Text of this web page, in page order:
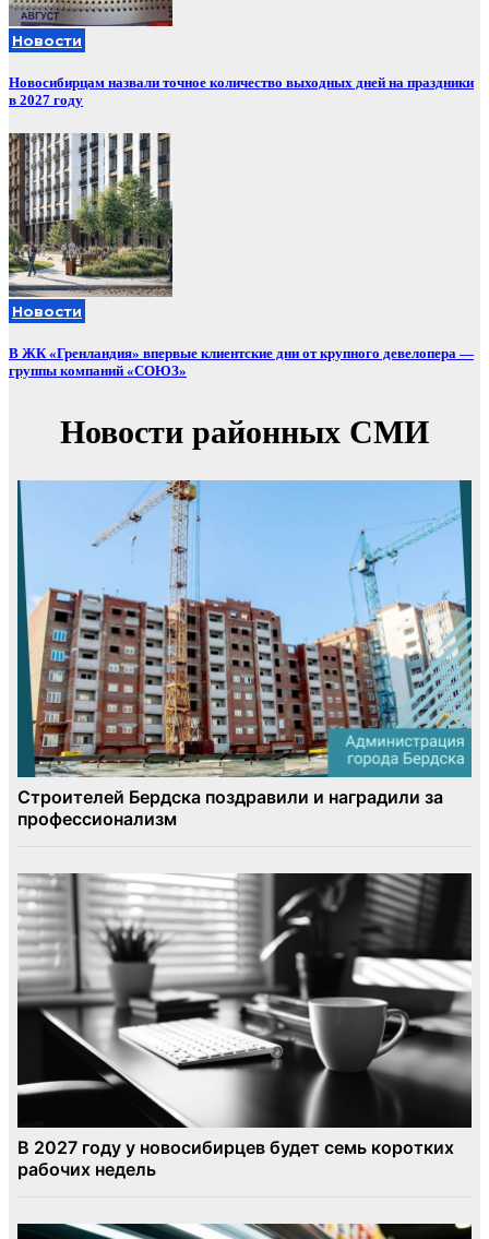
Новости
Новосибирцам назвали точное количество выходных дней на праздники
в 2027 году
Новости
В ЖК «Гренландия» впервые клиентские дни от крупного девелопера —
группы компаний «СОЮЗ»